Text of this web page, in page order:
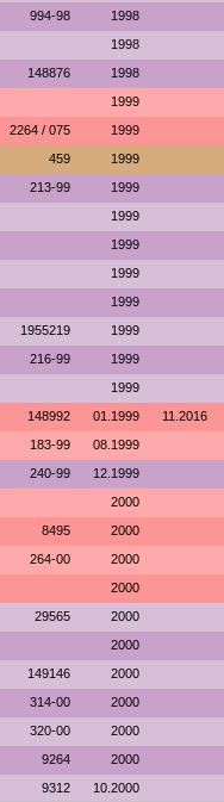
994-98 1998
1998
148876 1998
1999
2264 / 075 1999
459 1999
213-99 1999
1999
1999
1999
1999
1955219 1999
216-99 1999
1999
148992 01.1999 11.2016
183-99 08.1999
240-99 12.1999
2000
8495 2000
264-00 2000
2000
29565 2000
2000
149146 2000
314-00 2000
320-00 2000
9264 2000
9312 10.2000